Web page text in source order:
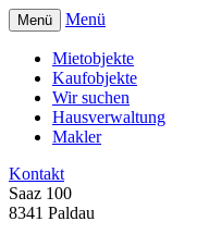
Menü Menü
Mietobjekte
Kaufobjekte
Wir suchen
Hausverwaltung
Makler
Kontakt
Saaz 100
8341 Paldau